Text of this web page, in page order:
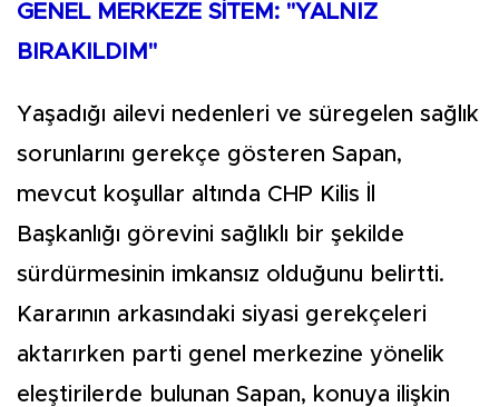
GENEL MERKEZE SİTEM: "YALNIZ
BIRAKILDIM"
Yaşadığı ailevi nedenleri ve süregelen sağlık
sorunlarını gerekçe gösteren Sapan,
mevcut koşullar altında CHP Kilis İl
Başkanlığı görevini sağlıklı bir şekilde
sürdürmesinin imkansız olduğunu belirtti.
Kararının arkasındaki siyasi gerekçeleri
aktarırken parti genel merkezine yönelik
eleştirilerde bulunan Sapan, konuya ilişkin